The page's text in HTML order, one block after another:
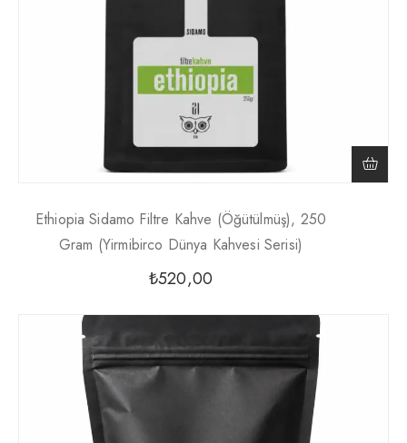
Ethiopia Sidamo Filtre Kahve (Öğütülmüş), 250
Gram (Yirmibirco Dünya Kahvesi Serisi)
₺520,00